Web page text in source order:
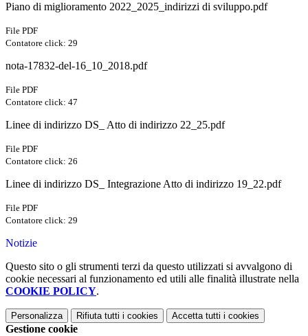
Piano di miglioramento 2022_2025_indirizzi di sviluppo.pdf
File PDF
Contatore click: 29
nota-17832-del-16_10_2018.pdf
File PDF
Contatore click: 47
Linee di indirizzo DS_ Atto di indirizzo 22_25.pdf
File PDF
Contatore click: 26
Linee di indirizzo DS_ Integrazione Atto di indirizzo 19_22.pdf
File PDF
Contatore click: 29
Notizie
Questo sito o gli strumenti terzi da questo utilizzati si avvalgono di
cookie necessari al funzionamento ed utili alle finalità illustrate nella
COOKIE POLICY.
Personalizza Rifiuta tutti i cookies Accetta tutti i cookies
Gestione cookie